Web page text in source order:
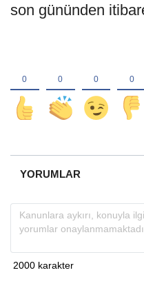
son gününden
YORUMLAR